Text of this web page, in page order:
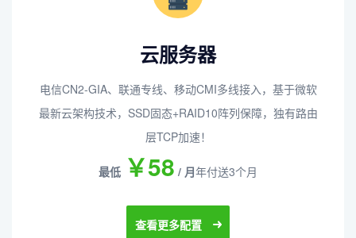
云服务器
电信CN2-GIA、联通专线、移动CMI多线接入，基于微软
最新云架构技术，SSD固态+RAID10阵列保障，独有路由
层TCP加速！
最低 ￥58 / 月年付送3个月
查看更多配置